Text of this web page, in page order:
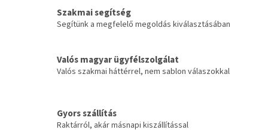
a
á
n
s
Szakmai segítség
Segítünk a megfelelő megoldás kiválasztásában
Valós magyar ügyfélszolgálat
Valós szakmai háttérrel, nem sablon válaszokkal
Gyors szállítás
Raktárról, akár másnapi kiszállítással